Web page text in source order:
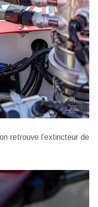
retrouve l’extincteur de